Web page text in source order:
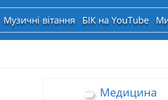
Музичні вітання БІК на YouTube
Медицина